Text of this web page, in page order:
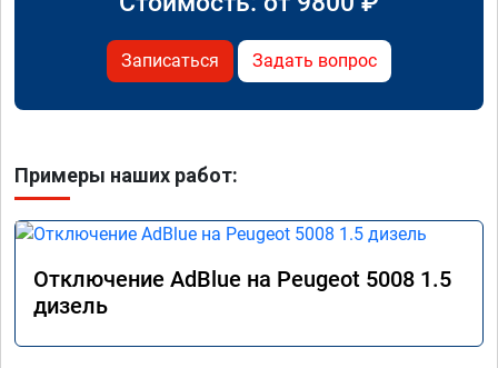
Записаться Задать вопрос
Примеры наших работ:
Отключение AdBlue на Peugeot 5008 1.5
дизель